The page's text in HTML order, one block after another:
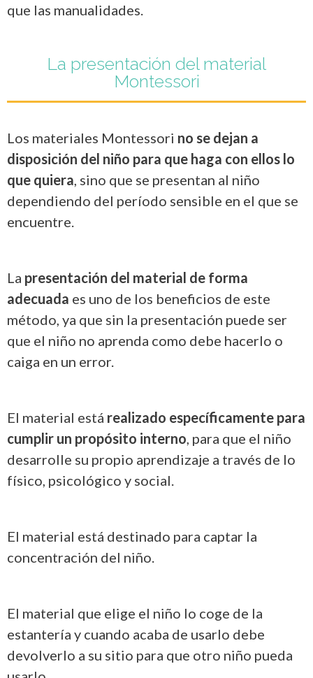
que las manualidades.
La presentación del material
Montessori
Los materiales Montessori no se dejan a
disposición del niño para que haga con ellos lo
que quiera, sino que se presentan al niño
dependiendo del período sensible en el que se
encuentre.
La presentación del material de forma
adecuada es uno de los beneficios de este
método, ya que sin la presentación puede ser
que el niño no aprenda como debe hacerlo o
caiga en un error.
El material está realizado específicamente para
cumplir un propósito interno, para que el niño
desarrolle su propio aprendizaje a través de lo
físico, psicológico y social.
El material está destinado para captar la
concentración del niño.
El material que elige el niño lo coge de la
estantería y cuando acaba de usarlo debe
devolverlo a su sitio para que otro niño pueda